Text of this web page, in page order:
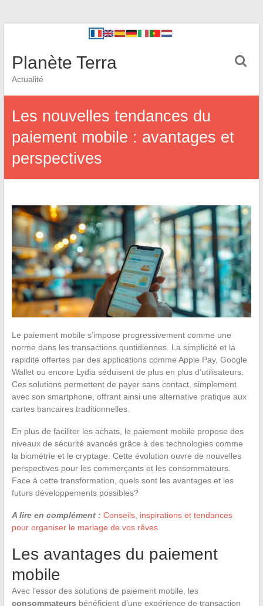
Planète Terra
Actualité
Les nouvelles tendances du
paiement mobile : avantages et
perspectives
Le paiement mobile s’impose progressivement comme une
norme dans les transactions quotidiennes. La simplicité et la
rapidité offertes par des applications comme Apple Pay, Google
Wallet ou encore Lydia séduisent de plus en plus d’utilisateurs.
Ces solutions permettent de payer sans contact, simplement
avec son smartphone, offrant ainsi une alternative pratique aux
cartes bancaires traditionnelles.
En plus de faciliter les achats, le paiement mobile propose des
niveaux de sécurité avancés grâce à des technologies comme
la biométrie et le cryptage. Cette évolution ouvre de nouvelles
perspectives pour les commerçants et les consommateurs.
Face à cette transformation, quels sont les avantages et les
futurs développements possibles?
A lire en complément : Conseils, inspirations et tendances
pour organiser le mariage de vos rêves
Les avantages du paiement
mobile
Avec l’essor des solutions de paiement mobile, les
consommateurs bénéficient d’une expérience de transaction